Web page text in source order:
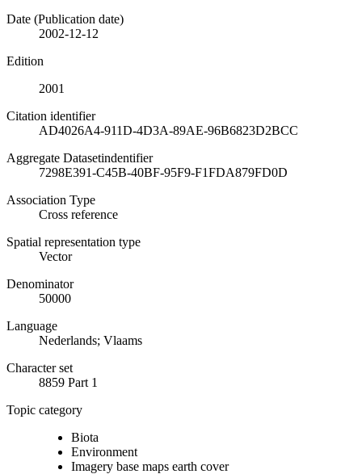
Date (Publication date)
2002-12-12
Edition
2001
Citation identifier
AD4026A4-911D-4D3A-89AE-96B6823D2BCC
Aggregate Datasetindentifier
7298E391-C45B-40BF-95F9-F1FDA879FD0D
Association Type
Cross reference
Spatial representation type
Vector
Denominator
50000
Language
Nederlands; Vlaams
Character set
8859 Part 1
Topic category
Biota
Environment
Imagery base maps earth cover